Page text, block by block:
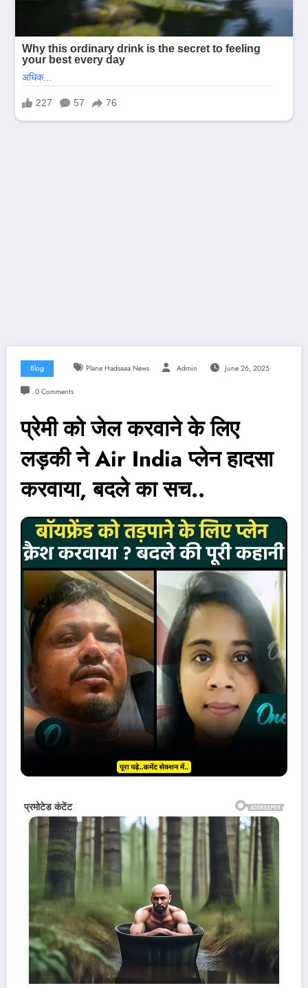
Blog Plane Hadsaaa News Admin June 26, 2025
0 Comments
प्रेमी को जेल करवाने के लिए
लड़की ने Air India प्लेन हादसा
करवाया, बदले का सच..